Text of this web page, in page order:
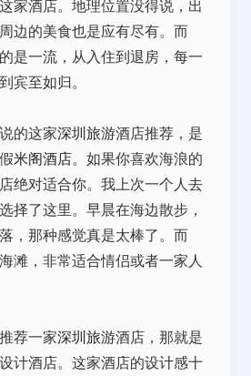
家酒店。地理位置没得说，出
边的美食也是应有尽有。而
是一流，从入住到退房，每一
宾至如归。
的这家深圳旅游酒店推荐，是
米阁酒店。如果你喜欢海浪的
绝对适合你。我上次一个人去
择了这里。早晨在海边散步，
，那种感觉真是太棒了。而
滩，非常适合情侣或者一家人
荐一家深圳旅游酒店，那就是
计酒店。这家酒店的设计感十